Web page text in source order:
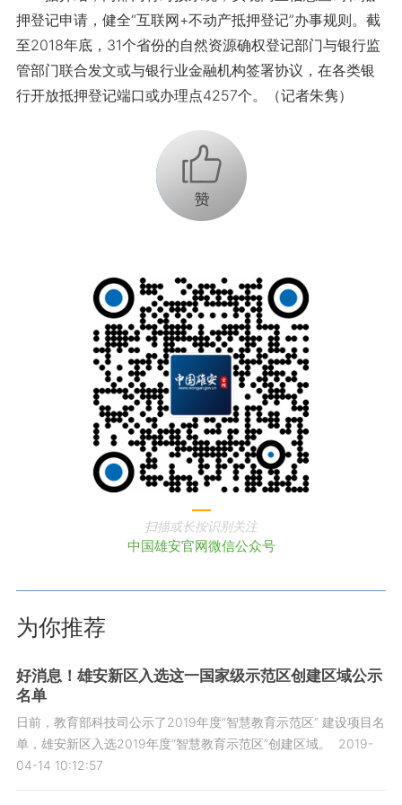
押登记申请，健全“互联网+不动产抵押登记”办事规则。截
至2018年底，31个省份的自然资源确权登记部门与银行监
管部门联合发文或与银行业金融机构签署协议，在各类银
行开放抵押登记端口或办理点4257个。（记者朱隽）
+1
扫描或长按识别关注
中国雄安官网微信公众号
为你推荐
好消息！雄安新区入选这一国家级示范区创建区域公示
名单
日前，教育部科技司公示了2019年度“智慧教育示范区” 建设项目名
单，雄安新区入选2019年度“智慧教育示范区”创建区域。
2019-
04-14 10:12:57